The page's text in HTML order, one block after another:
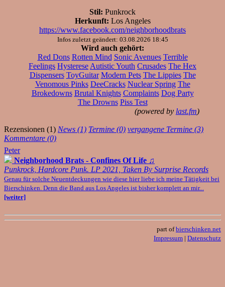
Stil: Punkrock
Herkunft: Los Angeles
https://www.facebook.com/neighborhoodbrats
Infos zuletzt geändert: 03.08.2026 18:45
Wird auch gehört:
Red Dons Rotten Mind Sonic Avenues Terrible
Feelings Hysterese Autistic Youth Crusades The Hex
Dispensers ToyGuitar Modern Pets The Lippies The
Venomous Pinks DeeCracks Nuclear Spring The
Brokedowns Brutal Knights Complaints Dog Party
The Drowns Piss Test
(powered by last.fm)
Rezensionen (1) News (1) Termine (0) vergangene Termine (3)
Kommentare (0)
Peter
Neighborhood Brats - Confines Of Life ♫
Punkrock, Hardcore Punk. LP 2021, Taken By Surprise Records
Genau für solche Neuentdeckungen wie diese hier liebe ich meine Tätigkeit bei
Bierschinken. Denn die Band aus Los Angeles ist bisher komplett an mir...
[weiter]
part ofbierschinken.net
Impressum | Datenschutz